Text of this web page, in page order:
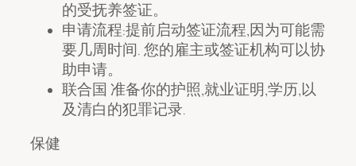
的受抚养签证。
申请流程:提前启动签证流程,因为可能需
要几周时间. 您的雇主或签证机构可以协
助申请。
联合国 准备你的护照,就业证明,学历,以
及清白的犯罪记录.
保健